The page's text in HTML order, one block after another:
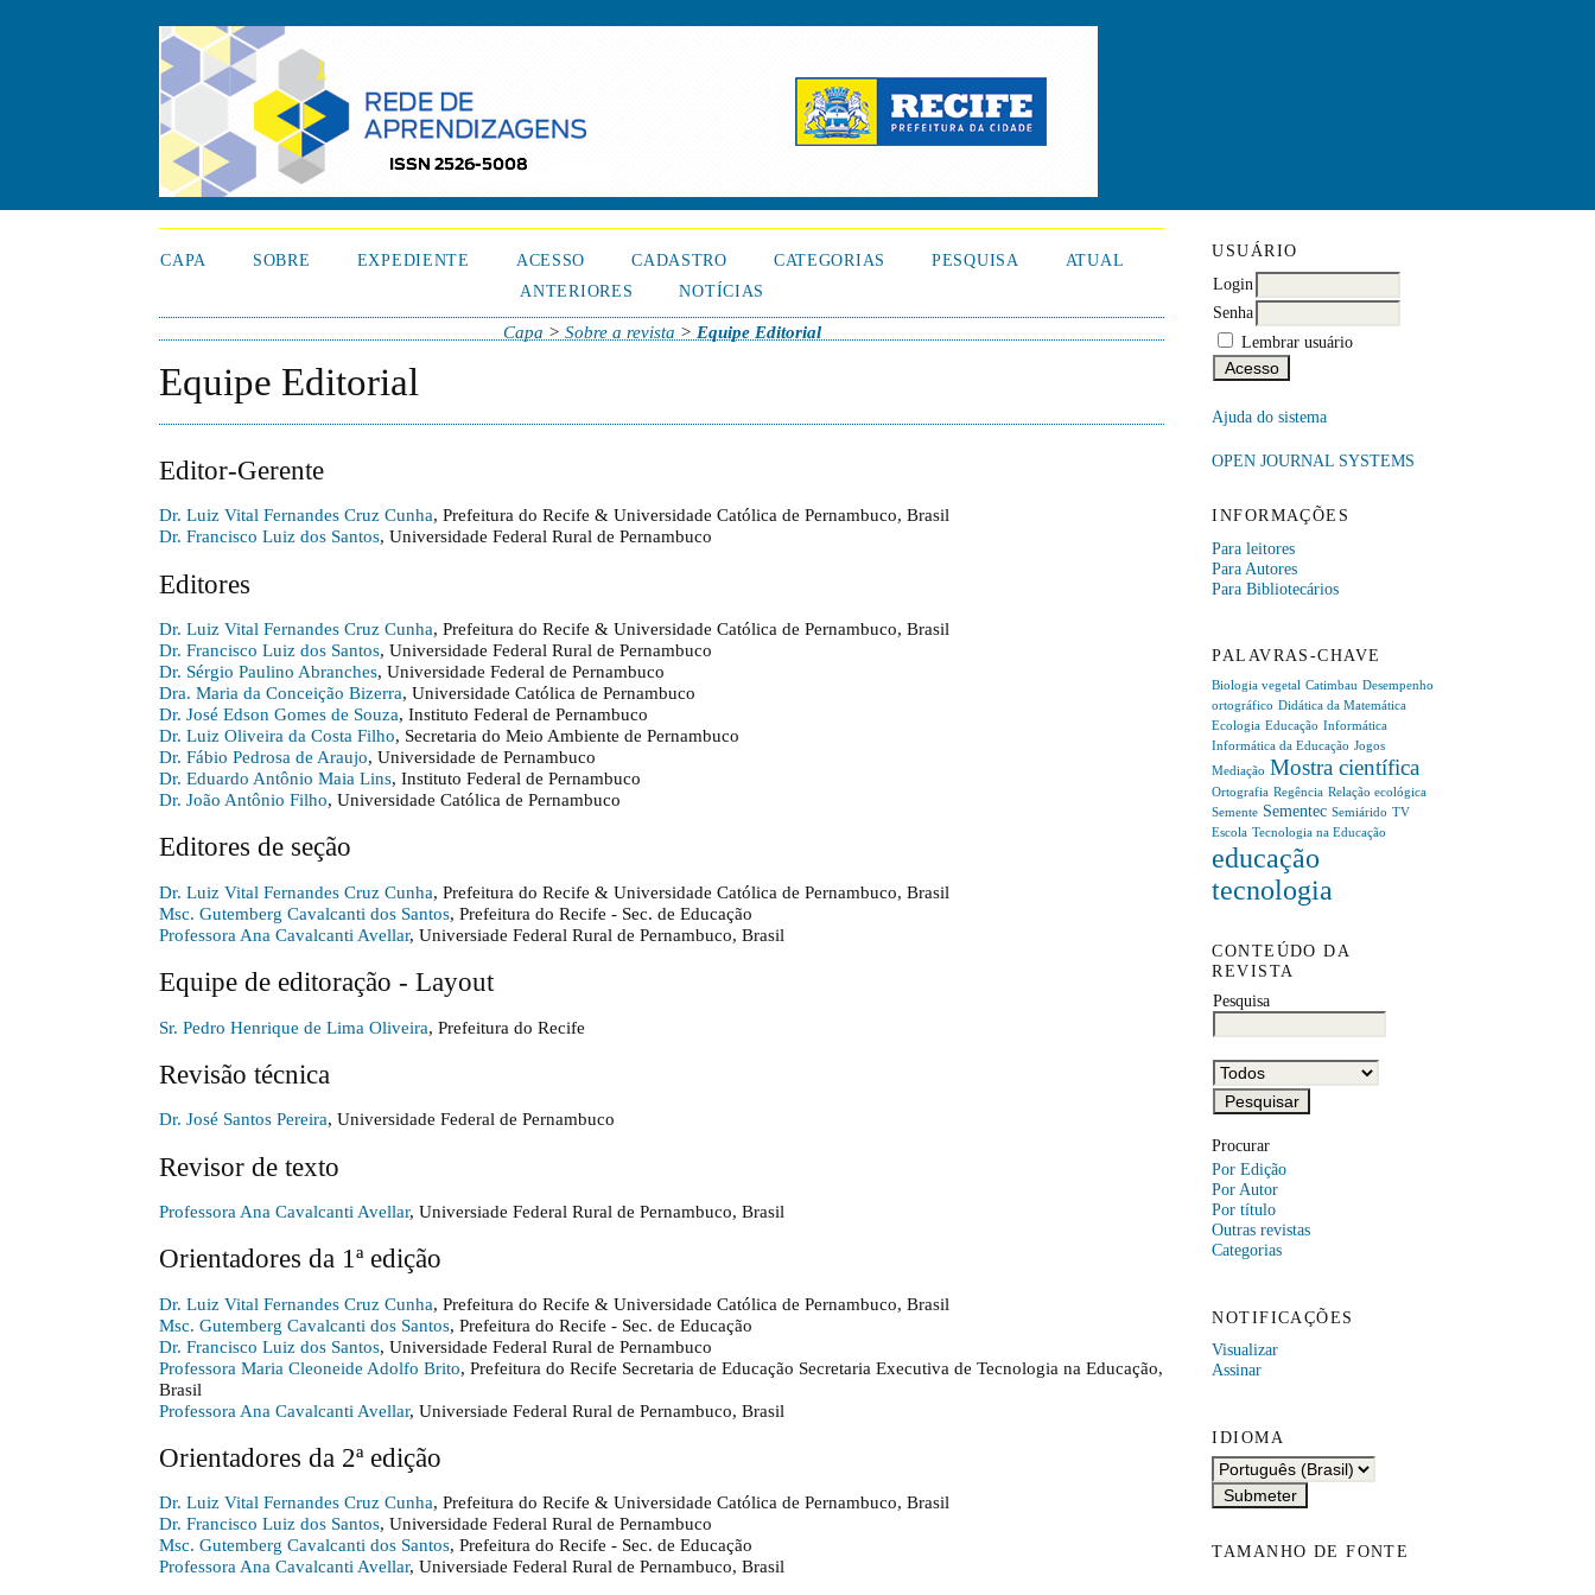
USUÁRIO
Login
Senha
Lembrar usuário
Ajuda do sistema
OPEN JOURNAL SYSTEMS
INFORMAÇÕES
Para leitores
Para Autores
Para Bibliotecários
PALAVRAS-CHAVE
Biologia vegetal Catimbau Desempenho
ortográfico Didática da Matemática
Ecologia Educação Informática
Informática da Educação Jogos
Mediação Mostra científica
Ortografia Regência Relação ecológica
Semente Sementec Semiárido TV
Escola Tecnologia na Educação
educação
tecnologia
CONTEÚDO DA
REVISTA
Pesquisa
Procurar
Por Edição
Por Autor
Por título
Outras revistas
Categorias
NOTIFICAÇÕES
Visualizar
Assinar
IDIOMA
TAMANHO DE FONTE
CAPA SOBRE EXPEDIENTE ACESSO CADASTRO CATEGORIAS PESQUISA
ATUAL
ANTERIORES
NOTÍCIAS
Capa > Sobre a revista > Equipe Editorial
Equipe Editorial
Editor-Gerente
Dr. Luiz Vital Fernandes Cruz Cunha, Prefeitura do Recife & Universidade Católica de Pernambuco, Brasil
Dr. Francisco Luiz dos Santos, Universidade Federal Rural de Pernambuco
Editores
Dr. Luiz Vital Fernandes Cruz Cunha, Prefeitura do Recife & Universidade Católica de Pernambuco, Brasil
Dr. Francisco Luiz dos Santos, Universidade Federal Rural de Pernambuco
Dr. Sérgio Paulino Abranches, Universidade Federal de Pernambuco
Dra. Maria da Conceição Bizerra, Universidade Católica de Pernambuco
Dr. José Edson Gomes de Souza, Instituto Federal de Pernambuco
Dr. Luiz Oliveira da Costa Filho, Secretaria do Meio Ambiente de Pernambuco
Dr. Fábio Pedrosa de Araujo, Universidade de Pernambuco
Dr. Eduardo Antônio Maia Lins, Instituto Federal de Pernambuco
Dr. João Antônio Filho, Universidade Católica de Pernambuco
Editores de seção
Dr. Luiz Vital Fernandes Cruz Cunha, Prefeitura do Recife & Universidade Católica de Pernambuco, Brasil
Msc. Gutemberg Cavalcanti dos Santos, Prefeitura do Recife - Sec. de Educação
Professora Ana Cavalcanti Avellar, Universiade Federal Rural de Pernambuco, Brasil
Equipe de editoração - Layout
Sr. Pedro Henrique de Lima Oliveira, Prefeitura do Recife
Revisão técnica
Dr. José Santos Pereira, Universidade Federal de Pernambuco
Revisor de texto
Professora Ana Cavalcanti Avellar, Universiade Federal Rural de Pernambuco, Brasil
Orientadores da 1ª edição
Dr. Luiz Vital Fernandes Cruz Cunha, Prefeitura do Recife & Universidade Católica de Pernambuco, Brasil
Msc. Gutemberg Cavalcanti dos Santos, Prefeitura do Recife - Sec. de Educação
Dr. Francisco Luiz dos Santos, Universidade Federal Rural de Pernambuco
Professora Maria Cleoneide Adolfo Brito, Prefeitura do Recife Secretaria de Educação Secretaria Executiva de Tecnologia na Educação,
Brasil
Professora Ana Cavalcanti Avellar, Universiade Federal Rural de Pernambuco, Brasil
Orientadores da 2ª edição
Dr. Luiz Vital Fernandes Cruz Cunha, Prefeitura do Recife & Universidade Católica de Pernambuco, Brasil
Dr. Francisco Luiz dos Santos, Universidade Federal Rural de Pernambuco
Msc. Gutemberg Cavalcanti dos Santos, Prefeitura do Recife - Sec. de Educação
Professora Ana Cavalcanti Avellar, Universiade Federal Rural de Pernambuco, Brasil